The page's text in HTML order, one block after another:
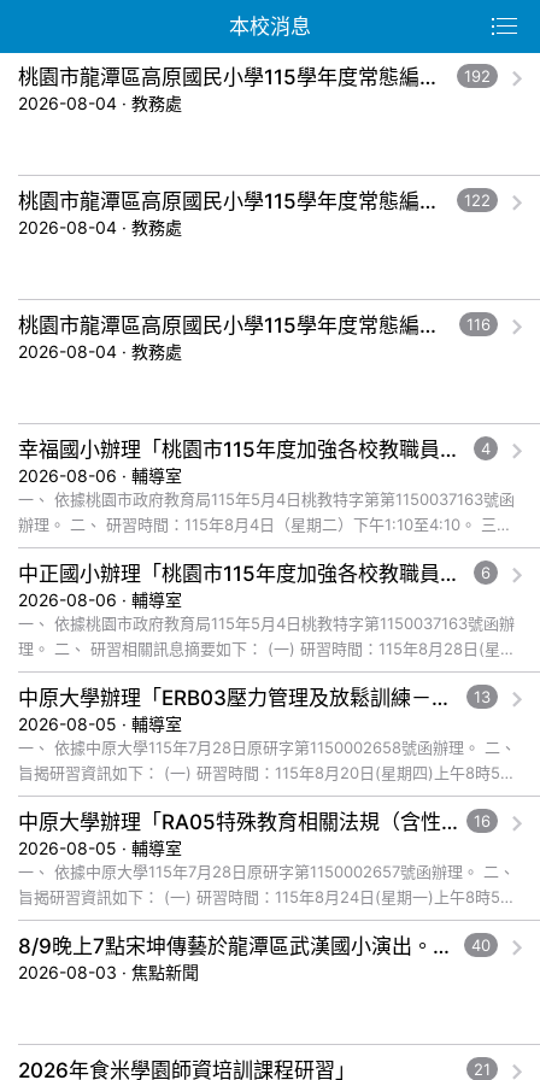
本校消息
桃園市龍潭區高原國民小學115學年度常態編班暨導師編配作業結果公告-五年級。 192
2026-08-04 · 教務處
桃園市龍潭區高原國民小學115學年度常態編班暨導師編配作業結果公告-三年級。 122
2026-08-04 · 教務處
桃園市龍潭區高原國民小學115學年度常態編班暨導師編配作業結果公告-一年級。 116
2026-08-04 · 教務處
幸福國小辦理「桃園市115年度加強各校教職員及家長特教知能研習」，鼓勵教師、家長及教師助理員踴躍報名參加 4
2026-08-06 · 輔導室
一、 依據桃園市政府教育局115年5月4日桃教特字第第1150037163號函
辦理。 二、 研習時間：115年8月4日（星期二）下午1:10至4:10。 三、
研習地點：本校4樓禮堂。 四、 研... 觀看完整文章
中正國小辦理「桃園市115年度加強各校教職員及家長特教知能研習」，鼓勵教師、特教助理員、家長踴躍報名參加 6
2026-08-06 · 輔導室
一、 依據桃園市政府教育局115年5月4日桃教特字第1150037163號函辦
理。 二、 研習相關訊息摘要如下： (一) 研習時間：115年8月28日(星期
五)下午1時至4時。 (二) 研習地點... 觀看完整文章
中原大學辦理「ERB03壓力管理及放鬆訓練－芳香療法於自我照護與自我覺察之應用」研習 13
2026-08-05 · 輔導室
一、 依據中原大學115年7月28日原研字第1150002658號函辦理。 二、
旨揭研習資訊如下： (一) 研習時間：115年8月20日(星期四)上午8時50
分至下午4時10分。 (二) 研習... 觀看完整文章
中原大學辦理「RA05特殊教育相關法規（含性別平等及人權法治）：心智障礙者的性議題介入－以依附關係為主體的性教育」研習 16
2026-08-05 · 輔導室
一、 依據中原大學115年7月28日原研字第1150002657號函辦理。 二、
旨揭研習資訊如下： (一) 研習時間：115年8月24日(星期一)上午8時50
分至下午4時10分。 (二) 研習... 觀看完整文章
8/9晚上7點宋坤傳藝於龍潭區武漢國小演出。中壢光影館8月「FUN肆一夏」主題影展。桃園好市應援祭8/12巡迴開跑!消費享應援金。 40
2026-08-03 · 焦點新聞
2026年食米學園師資培訓課程研習」 21